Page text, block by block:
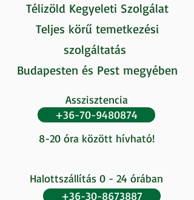
Télizöld Kegyeleti Szolgálat
Teljes körű temetkezési
szolgáltatás
Budapesten és Pest megyében
Asszisztencia
8-20 óra között hívható!
+36-70-9480874
Halottszállítás 0 - 24 órában
+36-30-8673887